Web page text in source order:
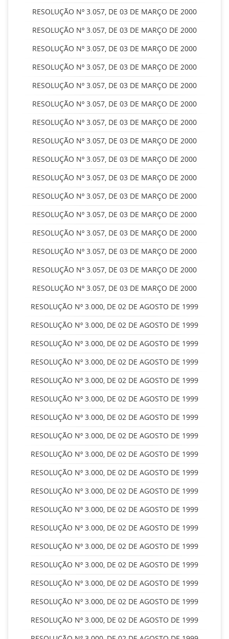
RESOLUÇÃO Nº 3.057, DE 03 DE MARÇO DE 2000
RESOLUÇÃO Nº 3.057, DE 03 DE MARÇO DE 2000
RESOLUÇÃO Nº 3.057, DE 03 DE MARÇO DE 2000
RESOLUÇÃO Nº 3.057, DE 03 DE MARÇO DE 2000
RESOLUÇÃO Nº 3.057, DE 03 DE MARÇO DE 2000
RESOLUÇÃO Nº 3.057, DE 03 DE MARÇO DE 2000
RESOLUÇÃO Nº 3.057, DE 03 DE MARÇO DE 2000
RESOLUÇÃO Nº 3.057, DE 03 DE MARÇO DE 2000
RESOLUÇÃO Nº 3.057, DE 03 DE MARÇO DE 2000
RESOLUÇÃO Nº 3.057, DE 03 DE MARÇO DE 2000
RESOLUÇÃO Nº 3.057, DE 03 DE MARÇO DE 2000
RESOLUÇÃO Nº 3.057, DE 03 DE MARÇO DE 2000
RESOLUÇÃO Nº 3.057, DE 03 DE MARÇO DE 2000
RESOLUÇÃO Nº 3.057, DE 03 DE MARÇO DE 2000
RESOLUÇÃO Nº 3.057, DE 03 DE MARÇO DE 2000
RESOLUÇÃO Nº 3.057, DE 03 DE MARÇO DE 2000
RESOLUÇÃO Nº 3.000, DE 02 DE AGOSTO DE 1999
RESOLUÇÃO Nº 3.000, DE 02 DE AGOSTO DE 1999
RESOLUÇÃO Nº 3.000, DE 02 DE AGOSTO DE 1999
RESOLUÇÃO Nº 3.000, DE 02 DE AGOSTO DE 1999
RESOLUÇÃO Nº 3.000, DE 02 DE AGOSTO DE 1999
RESOLUÇÃO Nº 3.000, DE 02 DE AGOSTO DE 1999
RESOLUÇÃO Nº 3.000, DE 02 DE AGOSTO DE 1999
RESOLUÇÃO Nº 3.000, DE 02 DE AGOSTO DE 1999
RESOLUÇÃO Nº 3.000, DE 02 DE AGOSTO DE 1999
RESOLUÇÃO Nº 3.000, DE 02 DE AGOSTO DE 1999
RESOLUÇÃO Nº 3.000, DE 02 DE AGOSTO DE 1999
RESOLUÇÃO Nº 3.000, DE 02 DE AGOSTO DE 1999
RESOLUÇÃO Nº 3.000, DE 02 DE AGOSTO DE 1999
RESOLUÇÃO Nº 3.000, DE 02 DE AGOSTO DE 1999
RESOLUÇÃO Nº 3.000, DE 02 DE AGOSTO DE 1999
RESOLUÇÃO Nº 3.000, DE 02 DE AGOSTO DE 1999
RESOLUÇÃO Nº 3.000, DE 02 DE AGOSTO DE 1999
RESOLUÇÃO Nº 3.000, DE 02 DE AGOSTO DE 1999